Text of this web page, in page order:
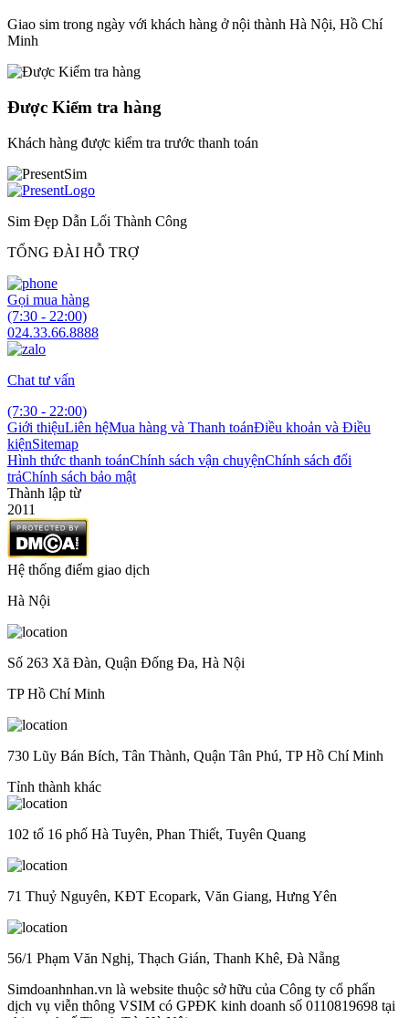
Giao sim trong ngày với khách hàng ở nội thành Hà Nội, Hồ Chí
Minh
Được Kiểm tra hàng
Khách hàng được kiểm tra trước thanh toán
Sim Đẹp Dẫn Lối Thành Công
TỔNG ĐÀI HỖ TRỢ
Gọi mua hàng
(7:30 - 22:00)
024.33.66.8888
Chat tư vấn
(7:30 - 22:00)
Giới thiệuLiên hệMua hàng và Thanh toánĐiều khoản và Điều
kiệnSitemap
Hình thức thanh toánChính sách vận chuyệnChính sách đổi
trảChính sách bảo mật
Thành lập từ
2011
Hệ thống điểm giao dịch
Hà Nội
Số 263 Xã Đàn, Quận Đống Đa, Hà Nội
TP Hồ Chí Minh
730 Lũy Bán Bích, Tân Thành, Quận Tân Phú, TP Hồ Chí Minh
Tỉnh thành khác
102 tổ 16 phố Hà Tuyên, Phan Thiết, Tuyên Quang
71 Thuỷ Nguyên, KĐT Ecopark, Văn Giang, Hưng Yên
56/1 Phạm Văn Nghị, Thạch Gián, Thanh Khê, Đà Nẵng
Simdoanhnhan.vn là website thuộc sở hữu của Công ty cổ phẩn
dịch vụ viễn thông VSIM có GPĐK kinh doanh số 0110819698 tại